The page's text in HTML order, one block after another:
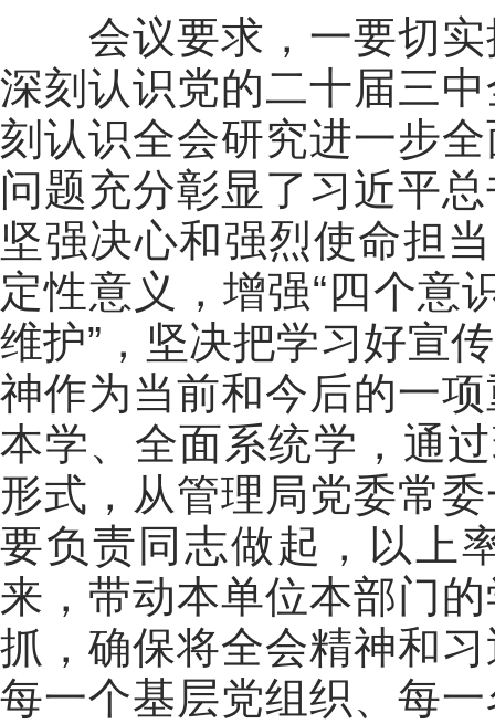
会议要求， 一要切
深刻认识党的二十届三
刻认识全会研究进一步
问题充分彰显了 习近平
坚强决心和强烈使命担
定性意义，增强“四个意
维护”，坚决把学习好宣
神作为当前和今后的一
本学、全面系统学，通
形式，从管理局党委常
要负责同志做起，以上
来，带动本单位本部门
抓，确保将全会精神和
每一个基层党组织、每